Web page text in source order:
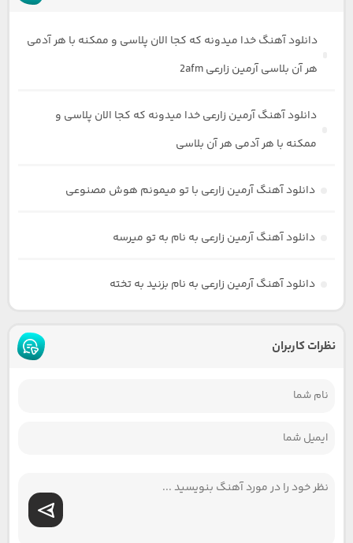
دانلود آهنگ خدا میدونه که کجا الان پلاسی و ممکنه با هر آدمی
هر آن بلاسی آرمین زارعی 2afm
دانلود آهنگ آرمین زارعی خدا میدونه که کجا الان پلاسی و
ممکنه با هر آدمی هر آن بلاسی
دانلود آهنگ آرمین زارعی با تو میمونم هوش مصنوعی
دانلود آهنگ آرمین زارعی به نام به تو میرسه
دانلود آهنگ آرمین زارعی به نام بزنید به تخته
نظرات کاربران